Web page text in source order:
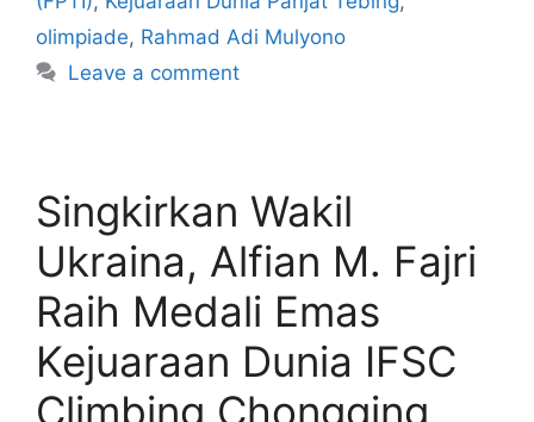
olimpiade, Rahmad Adi Mulyono
Leave a comment
Singkirkan Wakil
Ukraina, Alfian M. Fajri
Raih Medali Emas
Kejuaraan Dunia IFSC
Climbing Chongqing